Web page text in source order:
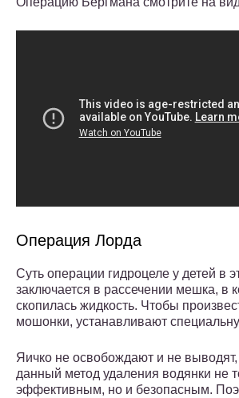
Операция Лорда
Суть операции гидроцеле у детей в
заключается в рассечении мешка, в
скопилась жидкость. Чтобы
мошонки, устанавливают
Яичко не освобождают и не выводят,
данный метод удаления водянки не
эффективным, но и безопасным.